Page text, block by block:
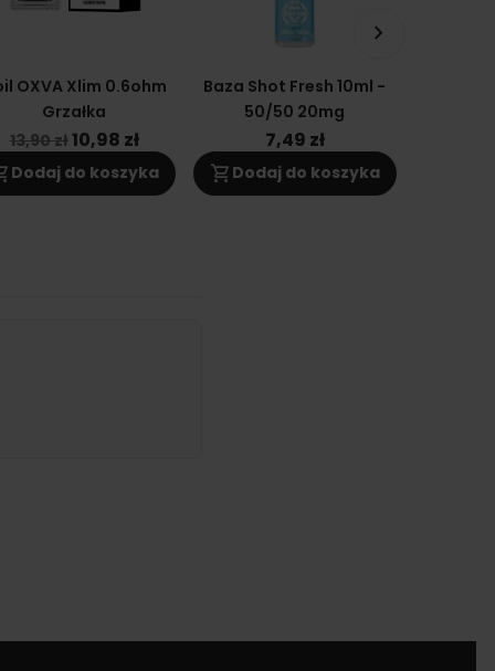
OXVA Xlim 0.6ohm
Grzałka
13,90 zł 10,98 zł
Dodaj do koszyka
Baza Shot Fresh 10ml -
50/50 20mg
7,49 zł
shopping_cart Dodaj do koszyka
keyboard_arrow_right